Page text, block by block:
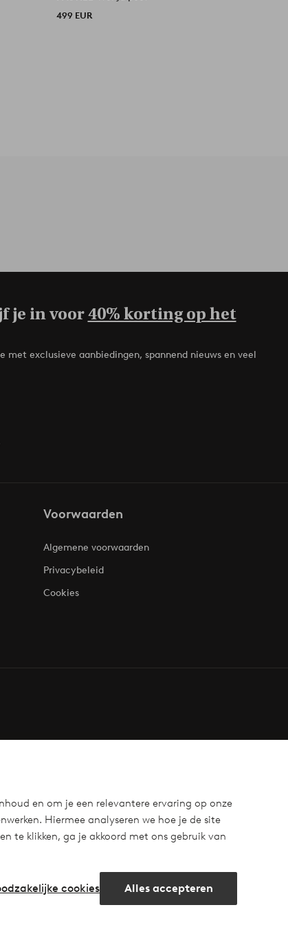
en om je een relevantere ervaring op onze
Hiermee analyseren we hoe je de site
te klikken, ga je akkoord met ons gebruik van
Alles accepteren
cookies
499 EUR
je in voor40% korting op het
met exclusieve aanbiedingen, spannend nieuws en veel
Voorwaarden
Algemene voorwaarden
Privacybeleid
Cookies